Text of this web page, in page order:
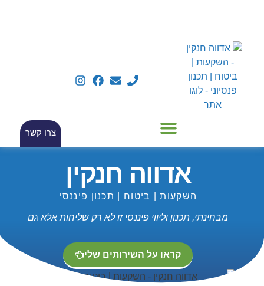
צרו קשר
אדווה חנקין
השקעות | ביטוח | תכנון פיננסי
מבחינתי, תכנון וליווי פיננסי זו לא רק שליחות אלא גם
קראו על השירותים שלי